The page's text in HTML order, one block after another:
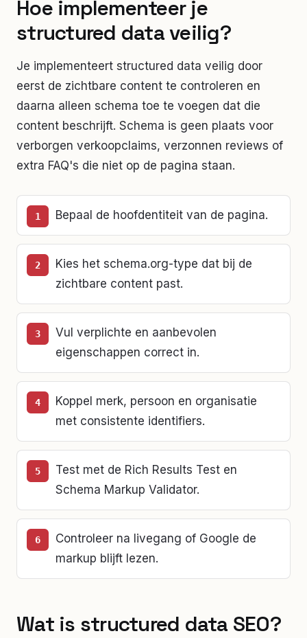
Hoe implementeer je
structured data veilig?
Je implementeert structured data veilig door
eerst de zichtbare content te controleren en
daarna alleen schema toe te voegen dat die
content beschrijft. Schema is geen plaats voor
verborgen verkoopclaims, verzonnen reviews of
extra FAQ's die niet op de pagina staan.
Bepaal de hoofdentiteit van de pagina.
Kies het schema.org-type dat bij de
zichtbare content past.
Vul verplichte en aanbevolen
eigenschappen correct in.
Koppel merk, persoon en organisatie
met consistente identifiers.
Test met de Rich Results Test en
Schema Markup Validator.
Controleer na livegang of Google de
markup blijft lezen.
Wat is structured data SEO?